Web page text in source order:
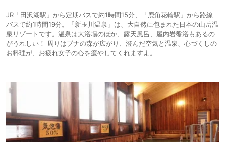
JR「田沢湖駅」から定期バスで約1時間15分、「鹿角花輪駅」から路線
バスで約1時間19分。「新玉川温泉」は、大自然に包まれた日本の山岳温
泉リゾートです。温泉は大浴場のほか、露天風呂、屋内岩盤浴もあるの
がうれしい！ 周りはブナの森が広がり、澄んだ空気と温泉、心づくしの
お料理が、お疲れ女子の心を癒やしてくれますよ。